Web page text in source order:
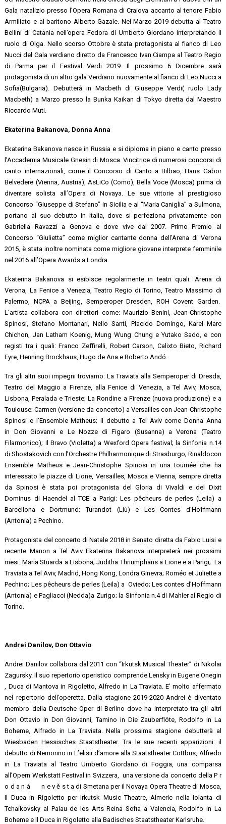
Gala natalizio presso l’Opera Romana di Craiova accanto al tenore Fabio
Armiliato e al baritono Alberto Gazale. Nel Marzo 2019 debutta al Teatro
Bellini di Catania nell’opera Fedora di Umberto Giordano interpretando il
ruolo di Olga. Nello scorso Ottobre è stata protagonista al fianco di Leo
Nucci del Gala verdiano diretto da Francesco Ivan Ciampa al Teatro Regio
di Parma per il Festival Verdi 2019. Il prossimo 6 Dicembre sarà
protagonista di un altro gala Verdiano nuovamente al fianco di Leo Nucci a
Sofia(Bulgaria). Debutterà in Macbeth di Giuseppe Verdi( ruolo Lady
Macbeth) a Marzo presso la Bunka Kaikan di Tokyo diretta dal Maestro
Riccardo Muti.
Ekaterina Bakanova, Donna Anna
Ekaterina Bakanova nasce in Russia e si diploma in piano e canto presso
l’Accademia Musicale Gnesin di Mosca. Vincitrice di numerosi concorsi di
canto internazionali, come il Concorso di Canto a Bilbao, Hans Gabor
Belvedere (Vienna, Austria), AsLiCo (Como), Bella Voce (Mosca) prima di
diventare solista all’Opera di Novaya. Le sue vittorie al prestigioso
Concorso “Giuseppe di Stefano” in Sicilia e al “Maria Caniglia” a Sulmona,
portano al suo debutto in Italia, dove si perfeziona privatamente con
Gabriella Ravazzi a Genova e dove vive dal 2007. Primo Premio al
Concorso “Giulietta” come miglior cantante donna dell’Arena di Verona
2015, è stata inoltre nominata come migliore giovane interprete femminile
nel 2016 all’Opera Awards a Londra.
Ekaterina Bakanova si esibisce regolarmente in teatri quali: Arena di
Verona, La Fenice a Venezia, Teatro Regio di Torino, Teatro Massimo di
Palermo, NCPA a Beijing, Semperoper Dresden, ROH Covent Garden.
L’artista collabora con direttori come: Maurizio Benini, Jean-Christophe
Spinosi, Stefano Montanari, Nello Santi, Placido Domingo, Karel Marc
Chichon, Jan Latham Koenig, Mung Wung Chung e Yutako Sado, e con
registi tra i quali: Franco Zeffirelli, Robert Carson, Calixto Bieto, Richard
Eyre, Henning Brockhaus, Hugo de Ana e Roberto Andó.
Tra gli altri suoi impegni troviamo: La Traviata alla Semperoper di Dresda,
Teatro del Maggio a Firenze, alla Fenice di Venezia, a Tel Aviv, Mosca,
Lisbona, Peralada e Trieste; La Rondine a Firenze (nuova produzione) e a
Toulouse; Carmen (versione da concerto) a Versailles con Jean-Christophe
Spinosi e l’Ensemble Matheus; il debutto a Tel Aviv come Donna Anna
in Don Giovanni e Le Nozze di Figaro (Susanna) a Verona (Teatro
Filarmonico); Il Bravo (Violetta) a Wexford Opera festival; la Sinfonia n.14
di Shostakovich con l’Orchestre Philharmonique di Strasburgo; Rinaldocon
Ensemble Matheus e Jean-Christophe Spinosi in una tournée che ha
interessato le piazze di Lione, Versailles, Mosca e Vienna, sempre diretta
da Spinosi è stata poi protagonista del Gloria di Vivaldi e del Dixit
Dominus di Haendel al TCE a Parigi; Les pêcheurs de perles (Leila) a
Barcellona e Dortmund; Turandot (Liù) e Les Contes d’Hoffmann
(Antonia) a Pechino.
Protagonista del concerto di Natale 2018 in Senato diretta da Fabio Luisi e
recente Manon a Tel Aviv Ekaterina Bakanova interpreterà nei prossimi
mesi: Maria Stuarda a Lisbona; Juditha Thriumphans a Lione e a Parigi; La
Traviata a Tel Aviv, Madrid, Hong Kong, Londra Ginevra; Roméo et Juliette a
Pechino; Les pêcheurs de perles (Leila) a Oviedo; Les contes d’Hoffmann
(Antonia) e Pagliacci (Nedda)a Zurigo; la Sinfonia n.4 di Mahler al Regio di
Torino.
Andrei Danilov, Don Ottavio
Andrei Danilov collabora dal 2011 con “Irkutsk Musical Theater” di Nikolai
Zagursky. Il suo repertorio operistico comprende Lensky in ​Eugene Onegin​
, Duca di Mantova in Rigoletto, ​Alfredo in L​a Traviata.​ E’ molto affermato
nel repertorio dell’operetta. Dalla stagione 2019-2020 Andrei è diventato
membro della Deutsche Oper di Berlino dove ha interpretato tra gli altri
Don Ottavio in Don Giovanni​, Tamino in ​Die Zauberflöte​, Rodolfo in La
Boheme​, Alfredo in ​La Traviata. Nella prossima stagione debutterà al
Wiesbaden Hessisches Staatstheater. Tra le sue recenti apparizioni: il
debutto di Nemorino in ​L’elisir d’amore alla Staatstheater Cottbus, Alfredo
in ​La Traviata al Teatro Umberto Giordano di Foggia, una comparsa
all’Opern Werkstatt Festival in Svizzera, una versione da concerto della P​ r
o d a n á n e v ě s t a di Smetana per il Novaya Opera Theatre di Mosca,
Il Duca in R​igoletto per Irkutsk Music Theatre, Almeric nella Iolanta di
Tchaikovsky al Palau de les Arts Reina Sofia a Valencia, Rodolfo in ​La
Boheme e Il Duca in Rigoletto alla Badisches Staatstheater Karlsruhe.